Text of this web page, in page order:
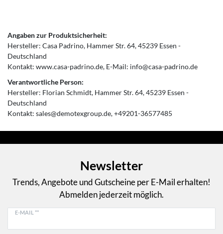
Angaben zur Produktsicherheit:
Hersteller: Casa Padrino Hammer Str.64 45239 Essen
Deutschland
Kontakt: www.casa-padrino.de E-Mail: info@casa-padrino.de
Verantwortliche Person:
Hersteller: Florian Schmidt Hammer Str.64 45239 Essen
Deutschland
Kontakt: sales@demotexgroup.de +49201-36577485
Newsletter
Trends, Angebote und Gutscheine per E-Mail erhalten!
Abmelden jederzeit möglich.
E-MAIL **